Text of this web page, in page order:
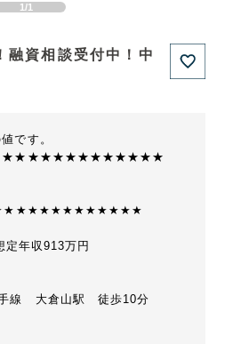
1/1
融資相談受付中！中
です。
ト★★★★★★★★★★★★★
年収913万円
手線 大倉山駅 徒歩10分